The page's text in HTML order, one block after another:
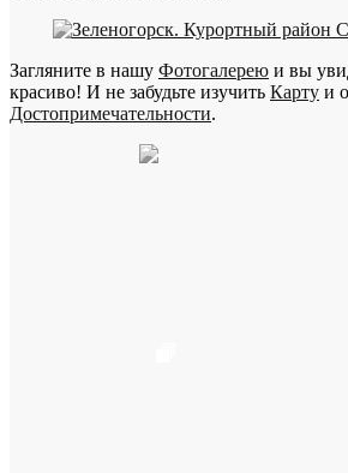
Загляните в нашу Фотогалерею и вы
красиво! И не забудьте изучить Карту и
Достопримечательности.